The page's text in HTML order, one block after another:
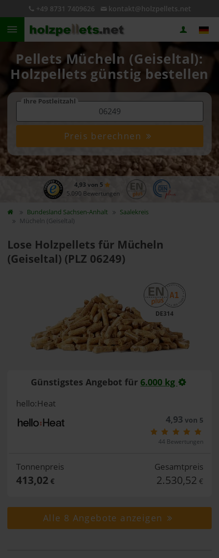
+49 8731 7409626 kontakt@holzpellets.net
Pellets Mücheln (Geiseltal):
Holzpellets günstig bestellen
Ihre Postleitzahl
Preis berechnen
4,93 von 5
5.090 Bewertungen
Bundesland Sachsen-Anhalt
Saalekreis
Mücheln (Geiseltal)
Lose Holzpellets für Mücheln
(Geiseltal) (PLZ 06249)
DE314
Günstigstes Angebot für 6.000 kg
hello:Heat
4,93 von 5
44 Bewertungen
Tonnenpreis
413,02 €
Gesamtpreis
2.530,52 €
Alle 8 Angebote anzeigen